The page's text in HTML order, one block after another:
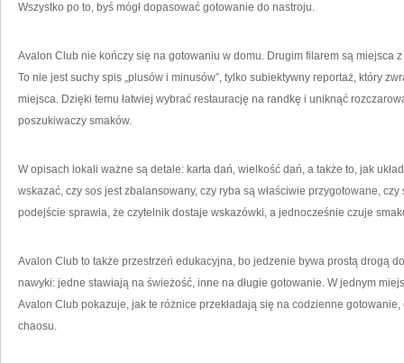
Wszystko po to, byś mógł dopasować gotowanie do nastroju.
Avalon Club nie kończy się na gotowaniu w domu. Drugim filarem są miejsca
To nie jest suchy spis „plusów i minusów”, tylko subiektywny reportaż, który
miejsca. Dzięki temu łatwiej wybrać restaurację na randkę i uniknąć
poszukiwaczy smaków.
W opisach lokali ważne są detale: karta dań, wielkość dań, a także to, jak
wskazać, czy sos jest zbalansowany, czy ryba są właściwie przygotowane, czy
podejście sprawia, że czytelnik dostaje wskazówki, a jednocześnie czuje
Avalon Club to także przestrzeń edukacyjna, bo jedzenie bywa prostą drogą
nawyki: jedne stawiają na świeżość, inne na długie gotowanie. W jednym
Avalon Club pokazuje, jak te różnice przekładają się na codzienne
chaosu.